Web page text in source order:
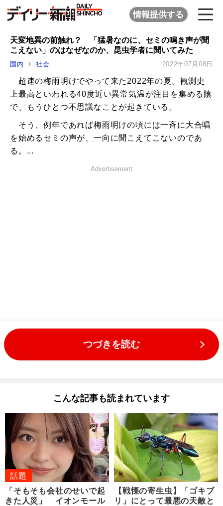
情報提供する
天変地異の前触れ？ 「猛暑なのに、セミの鳴き声が聞
こえない」のはなぜなのか、昆虫学者に聞いてみた
国内 社会 2022年07月08日
超速の梅雨明けでやって来た2022年の夏。観測史
上最高といわれる40度近い異常気温が注目を集める陰
で、もうひとつ不思議なことが起きている。
そう、例年であれば梅雨明けの頃には一斉に大合唱
を始めるセミの声が、一向に聞こえてこないのであ
る。...
Advertisement
つづきを読む
こんな記事も読まれています
話題
「そもそも会社のせいで起
きた人災」 イオンモール
【戦慄の寄生虫】「ゴキブ
リ」にとって最悪の天敵と